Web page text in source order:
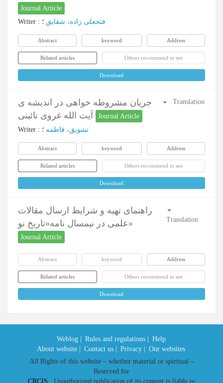
Journal Article
Writer : فتحعلی زاده، شقایق ؛
Abstract keyword Address
Related articles Others recommend to see
Download
جریان مشروطه خواهی در اندیشه ی
Journal Article
Translation
Writer : تشویق، فاطمه ؛
Abstract keyword Address
Related articles Others recommend to see
Download
راهنمای تهیه و شرایط ارسال مقالات
علمی در نیمسال نامه«تاریخ نو»
Journal Article
Translation
Abstract keyword Address
Related articles Others recommend to see
Download
Weblog | Rules and regulations |
Help
About website |
Contact us | Privacy |
Our websites
All Rights of this website – whether material or spiritual –
Reserved for
CRCIS . Unauthorized publication of its content is liable to